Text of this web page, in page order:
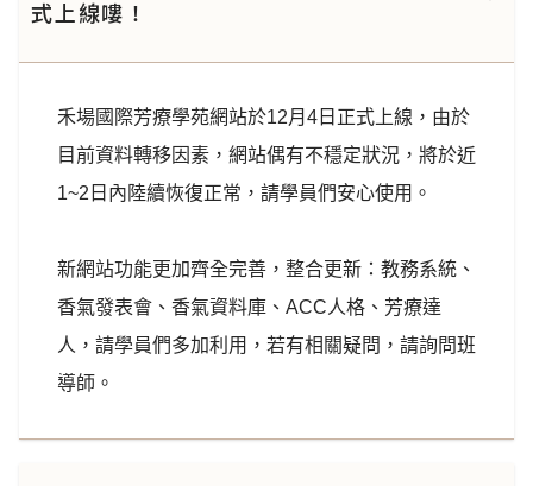
式上線嘍！
禾場國際芳療學苑網站於12月4日正式上線，由於
目前資料轉移因素，網站偶有不穩定狀況，將於近
1~2日內陸續恢復正常，請學員們安心使用。
新網站功能更加齊全完善，整合更新：教務系統、
香氣發表會、香氣資料庫、ACC人格、芳療達
人，請學員們多加利用，若有相關疑問，請詢問班
導師。